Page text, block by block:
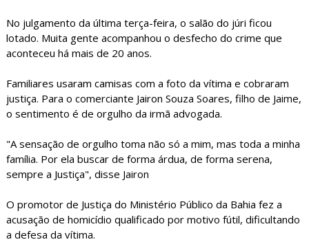
No julgamento da última terça-feira, o salão do júri ficou
lotado. Muita gente acompanhou o desfecho do crime que
aconteceu há mais de 20 anos.
Familiares usaram camisas com a foto da vítima e cobraram
justiça. Para o comerciante Jairon Souza Soares, filho de Jaime,
o sentimento é de orgulho da irmã advogada.
"A sensação de orgulho toma não só a mim, mas toda a minha
família. Por ela buscar de forma árdua, de forma serena,
sempre a Justiça", disse Jairon
O promotor de Justiça do Ministério Público da Bahia fez a
acusação de homicídio qualificado por motivo fútil, dificultando
a defesa da vítima.